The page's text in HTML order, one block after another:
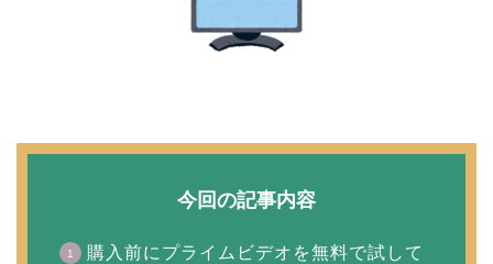
今回の記事内容
購入前にプライムビデオを無料で試して